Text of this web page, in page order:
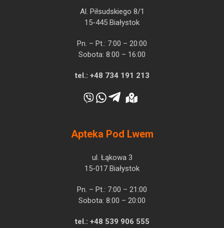
Al. Piłsudskiego 8/1
15-445 Białystok
Pn. – Pt.: 7:00 – 20:00
Sobota: 8:00 – 16:00
tel.: +48 734 191 213
Apteka Pod Lwem
ul. Łąkowa 3
15-017 Białystok
Pn. – Pt.: 7:00 – 21:00
Sobota: 8:00 – 20:00
tel.: +48 539 906 555